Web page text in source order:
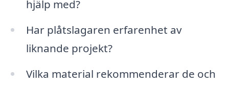
hjälp med?
Har plåtslagaren erfarenhet av
liknande projekt?
Vilka material rekommenderar de och